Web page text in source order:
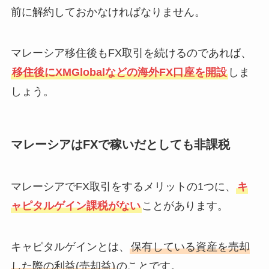
前に解約しておかなければなりません。
マレーシア移住後もFX取引を続けるのであれば、
移住後にXMGlobalなどの海外FX口座を開設しま
しょう。
マレーシアはFXで稼いだとしても非課税
マレーシアでFX取引をするメリットの1つに、 キ
ャピタルゲイン課税がないことがあります。
キャピタルゲインとは、 保有している資産を売却
した際の利益(売却益)のことです。